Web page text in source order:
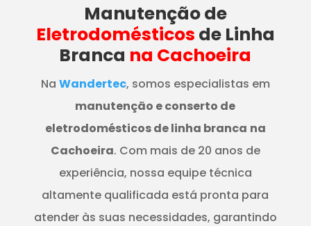
Manutençãode
Eletrodomésticos de Linha
Branca na Cachoeira
Na Wandertec, somos especialistas em
manutenção e conserto de
eletrodomésticos de linha branca na
Cachoeira. Com mais de 20 anos de
experiência, nossa equipe técnica
altamente qualificada está pronta para
atender às suas necessidades, garantindo